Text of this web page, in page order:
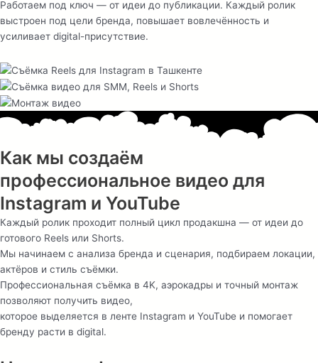
Работаем под ключ — от идеи до публикации. Каждый ролик
выстроен под цели бренда, повышает вовлечённость и
усиливает digital-присутствие.
Как мы создаём
профессиональное видео для
Instagram и YouTube
Каждый ролик проходит полный цикл продакшна — от идеи до
готового Reels или Shorts.
Мы начинаем с анализа бренда и сценария, подбираем локации,
актёров и стиль съёмки.
Профессиональная съёмка в 4K, аэрокадры и точный монтаж
позволяют получить видео,
которое выделяется в ленте Instagram и YouTube и помогает
бренду расти в digital.